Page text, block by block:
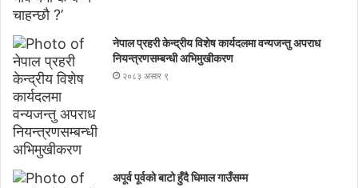
नेपाल प्रहरी केन्द्रीय विशेष कार्यदलमा वन्यजन्तु अपराध
नियन्त्रणसम्बन्धी अभिमुखीकरण
२०८३ असार ९
अपूर्व पूर्वको बाटो हुँदै धिमाल गाउँसम्म